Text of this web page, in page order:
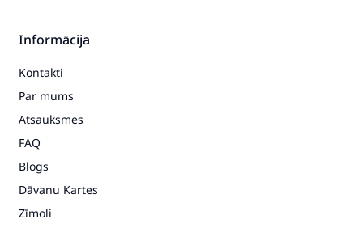
Informācija
Kontakti
Par mums
Atsauksmes
FAQ
Blogs
Dāvanu Kartes
Zīmoli